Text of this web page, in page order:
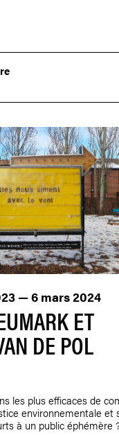
ET
DE POL
— 6 mars 2024
les plus efficaces de
environnementale et
à un public éphémère